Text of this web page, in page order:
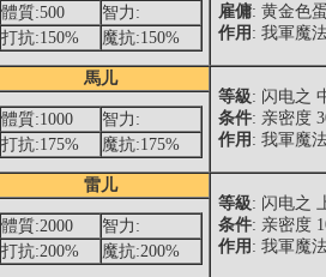
雇傭: 黄金色
作用 : 我軍魔
體質:500
智力:
打抗:150%
魔抗:150%
馬儿
等級: 闪电之
条件: 亲密度
作用 : 我軍魔
體質:1000
智力:
打抗:175%
魔抗:175%
雷儿
等級: 闪电之
条件: 亲密度
作用 : 我軍魔
體質:2000
智力:
打抗:200%
魔抗:200%